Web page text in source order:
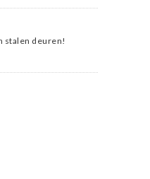
stalen deuren!